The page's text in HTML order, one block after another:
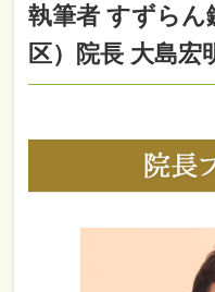
執筆者 すずらん
区）院長 大島宏